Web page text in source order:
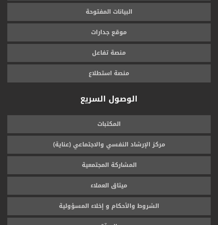
البيانات المفتوحة
موقع جدارات
منصة تفاعل
منصة استطلاع
الوصول السريع
المكتبات
مركز الإرشاد النفسي والاجتماعي (عناية)
المشاركة المجتمعية
ميثاق العملاء
الشروط والأحكام و إخلاء المسؤولية